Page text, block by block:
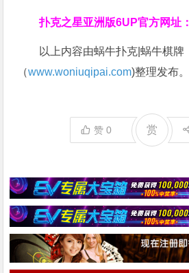
扑克之星亚洲版6UP官方网址：
以上内容由蜗牛扑克|蜗牛棋牌
（www.woniuqipai.com)整理发布。
赞0 赏